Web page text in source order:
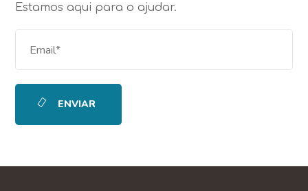
Estamos aqui para o ajudar.